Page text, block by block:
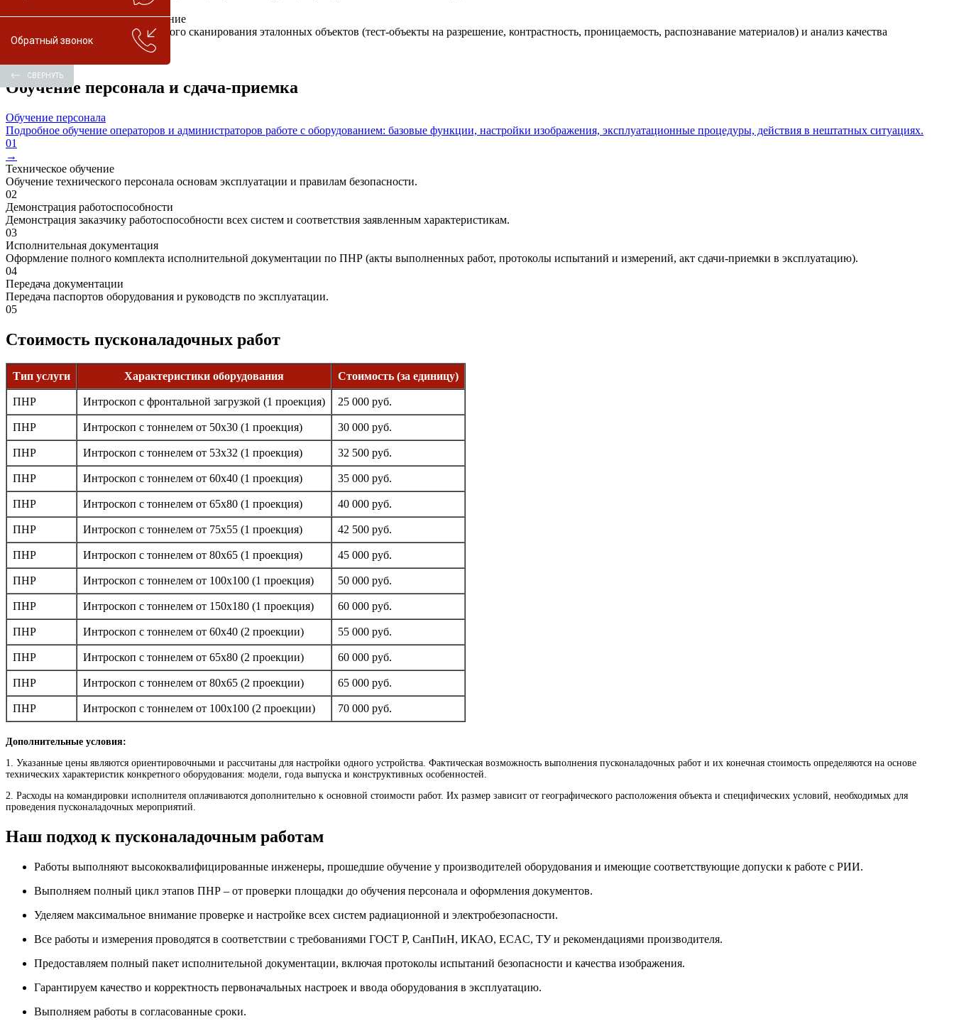
Комплексное тестовое сканирование
Проведение комплексного тестового сканирования эталонных объектов (тест-объекты на разрешение, контрастность, проницаемость, распознавание материалов) и анализ качества
изображения.
Обучение персонала и сдача-приемка
Обучение персонала
Подробное обучение операторов и администраторов работе с оборудованием: базовые функции, настройки изображения, эксплуатационные процедуры, действия в нештатных ситуациях.
01
→
Техническое обучение
Обучение технического персонала основам эксплуатации и правилам безопасности.
02
Демонстрация работоспособности
Демонстрация заказчику работоспособности всех систем и соответствия заявленным характеристикам.
03
Исполнительная документация
Оформление полного комплекта исполнительной документации по ПНР (акты выполненных работ, протоколы испытаний и измерений, акт сдачи-приемки в эксплуатацию).
04
Передача документации
Передача паспортов оборудования и руководств по эксплуатации.
05
Стоимость пусконаладочных работ
Тип услуги Характеристики оборудования Стоимость (за единицу)
ПНР Интроскоп с фронтальной загрузкой (1 проекция) 25 000 руб.
ПНР Интроскоп с тоннелем от 50х30 (1 проекция) 30 000 руб.
ПНР Интроскоп с тоннелем от 53х32 (1 проекция) 32 500 руб.
ПНР Интроскоп с тоннелем от 60х40 (1 проекция) 35 000 руб.
ПНР Интроскоп с тоннелем от 65х80 (1 проекция) 40 000 руб.
ПНР Интроскоп с тоннелем от 75х55 (1 проекция) 42 500 руб.
ПНР Интроскоп с тоннелем от 80х65 (1 проекция) 45 000 руб.
ПНР Интроскоп с тоннелем от 100х100 (1 проекция) 50 000 руб.
ПНР Интроскоп с тоннелем от 150х180 (1 проекция) 60 000 руб.
ПНР Интроскоп с тоннелем от 60х40 (2 проекции) 55 000 руб.
ПНР Интроскоп с тоннелем от 65х80 (2 проекции) 60 000 руб.
ПНР Интроскоп с тоннелем от 80х65 (2 проекции) 65 000 руб.
ПНР Интроскоп с тоннелем от 100х100 (2 проекции) 70 000 руб.
Дополнительные условия:
1. Указанные цены являются ориентировочными и рассчитаны для настройки одного устройства. Фактическая возможность выполнения пусконаладочных работ и их конечная стоимость определяются на основе
технических характеристик конкретного оборудования: модели, года выпуска и конструктивных особенностей.
2. Расходы на командировки исполнителя оплачиваются дополнительно к основной стоимости работ. Их размер зависит от географического расположения объекта и специфических условий, необходимых для
проведения пусконаладочных мероприятий.
Наш подход к пусконаладочным работам
Работы выполняют высококвалифицированные инженеры, прошедшие обучение у производителей оборудования и имеющие соответствующие допуски к работе с РИИ.
Выполняем полный цикл этапов ПНР – от проверки площадки до обучения персонала и оформления документов.
Уделяем максимальное внимание проверке и настройке всех систем радиационной и электробезопасности.
Все работы и измерения проводятся в соответствии с требованиями ГОСТ Р, СанПиН, ИКАО, ECAC, ТУ и рекомендациями производителя.
Предоставляем полный пакет исполнительной документации, включая протоколы испытаний безопасности и качества изображения.
Гарантируем качество и корректность первоначальных настроек и ввода оборудования в эксплуатацию.
Выполняем работы в согласованные сроки.
Обратный звонок
СВЕРНУТЬ